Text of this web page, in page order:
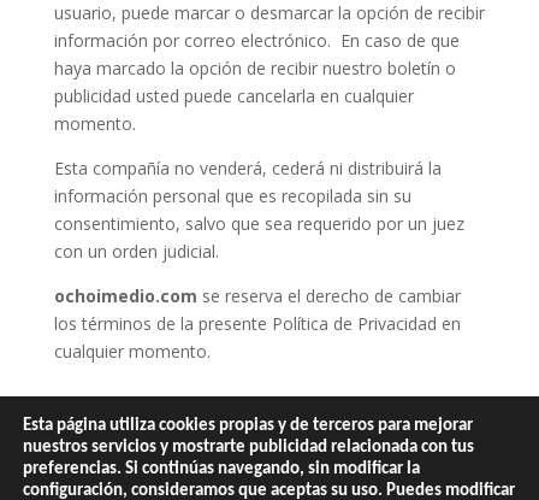
usuario, puede marcar o desmarcar la opción de recibir
información por correo electrónico. En caso de que
haya marcado la opción de recibir nuestro boletín o
publicidad usted puede cancelarla en cualquier
momento.
Esta compañía no venderá, cederá ni distribuirá la
información personal que es recopilada sin su
consentimiento, salvo que sea requerido por un juez
con un orden judicial.
ochoimedio.com se reserva el derecho de cambiar
los términos de la presente Política de Privacidad en
cualquier momento.
Contacta Politica de privacidad
Esta página utiliza cookies propias y de terceros para mejorar
nuestros servicios y mostrarte publicidad relacionada con tus
preferencias. Si continúas navegando, sin modificar la
configuración, consideramos que aceptas su uso. Puedes modificar